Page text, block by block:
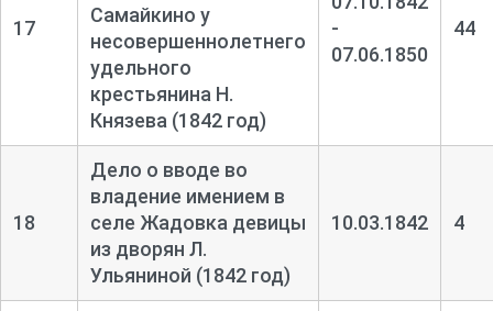
17
Самайкино у
несовершеннолетнего
удельного
крестьянина Н.
Князева (1842 год)
-
07.06.1850
44
18
Дело о вводе во
владение имением в
селе Жадовка девицы
из дворян Л.
Ульяниной (1842 год)
10.03.1842 4